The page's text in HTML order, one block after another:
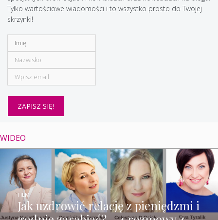
Tylko wartościowe wiadomości i to wszystko prosto do Twojej
skrzynki!
WIDEO
Jak uzdrowić relację z pieniędzmi i
FILM